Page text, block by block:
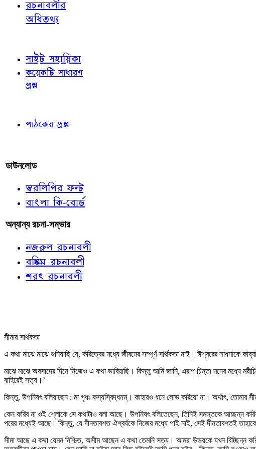
রচনাবলীর
অধিতথ্য
সাইট সহায়িকা
কয়েকটি সাধারণ
প্রশ্ন
পাঠকের প্রশ্ন
ডাউনলোড
স্বরলিপির ফন্ট
বাংলা কি-বোর্ড
অন্যান্য রচনা-সম্ভার
নজরুল রচনাবলী
বঙ্কিম রচনাবলী
শরৎ রচনাবলী
সীমার সার্থকতা
এ কথা মাঝে মাঝে শুনিয়াছি যে, কবিত্বের মধ্যে জীবনের সম্পূর্ণ সার্থকতা নাই। ঈশ্বরের সাধনাকে
মাঝে মাঝে অবসাদের দিনে নিজেও এ কথা ভাবিয়াছি। কিন্তু আমি জানি, এরূপ চিন্তা মনের মধ্যে
বাহিরেই সত্য।’
কিন্তু, উপনিষৎ বলিয়াছেন : মা গৃধঃ কস্যস্বিদ্ধনম্‌। কাহারও ধনে লোভ করিয়ো না। অর্থাৎ, তোমার
কেন করিব না ওই শ্লোকে সে কথাটাও বলা আছে। উপনিষৎ বলিতেছেন, তিনিই সমস্তকে আচ্ছন্ন
পরের মধ্যেই আছে। কিন্তু, যে দীনতাবশত ঐশ্বর্যকে নিজের মধ্যে পাই নাই, সেই দীনতাবশতই
সীমা আছে এ কথা যেমন নিশ্চিত, অসীম আছেন এ কথা তেমনি সত্য। আমরা উভয়কে যখন বিচ্ছিন্ন